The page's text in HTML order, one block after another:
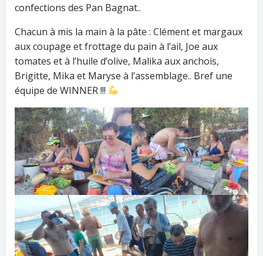
confections des Pan Bagnat..
Chacun à mis la main à la pâte : Clément et margaux
aux coupage et frottage du pain à l’ail, Joe aux
tomates et à l’huile d’olive, Malika aux anchois,
Brigitte, Mika et Maryse à l’assemblage.. Bref une
équipe de WINNER !!!